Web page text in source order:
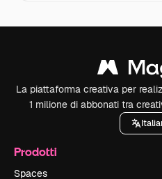
La piattaforma creativa per
1 milione di abbonati tra
Prodotti
Spaces